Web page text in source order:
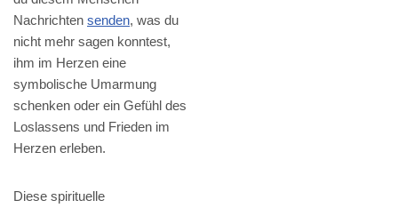
Nachrichten senden, was du
nicht mehr sagen konntest,
ihm im Herzen eine
symbolische Umarmung
schenken oder ein Gefühl des
Loslassens und Frieden im
Herzen erleben.
Diese spirituelle